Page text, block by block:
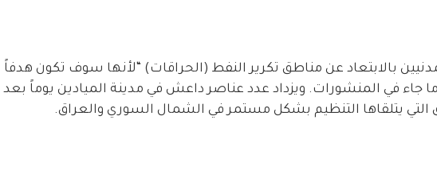
بالابتعاد عن مناطق تكرير النفط (الحراقات) “لأنها سوف تكون هدفاً
جاء في المنشورات. ويزداد عدد عناصر داعش في مدينة الميادين يوماً بعد
يتلقاها التنظيم بشكل مستمر في الشمال السوري والعراق.